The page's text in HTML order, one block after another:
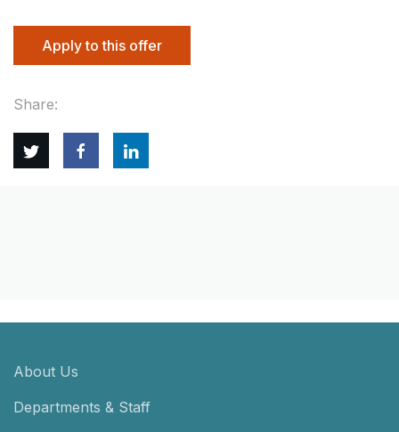
Apply to this offer
Share:
Twitter Facebook
About Us
Departments & Staff